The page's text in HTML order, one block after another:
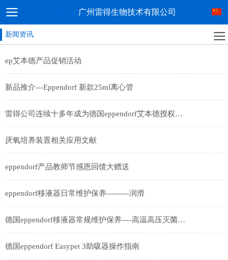
广州雷得生物技术有限公司
新闻资讯
ep艾本德产品促销活动
新品推介---Eppendorf 新款25ml离心管
雷得公司连续十多年成为德国eppendorf艾本德授权经销商
厌氧培养装置相关应用文献
eppendorf产品教师节感恩回馈大赠送
eppendorf移液器日常维护保养---------润滑
德国eppendorf移液器常规维护保养----高温高压灭菌及紫外线照射灭菌
德国eppendorf Easypet 3助吸器操作指南